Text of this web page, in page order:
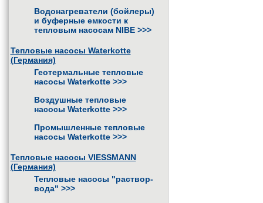
Водонагреватели (бойлеры)
и буферные емкости к
тепловым насосам NIBE >>>
Тепловые насосы Waterkotte
(Германия)
Геотермальные тепловые
насосы Waterkotte >>>
Воздушные тепловые
насосы Waterkotte >>>
Промышленные тепловые
насосы Waterkotte >>>
Тепловые насосы VIESSMANN
(Германия)
Тепловые насосы "раствор-
вода" >>>